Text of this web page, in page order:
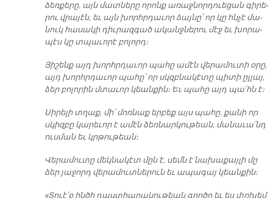
ձեռ­քե­րը, այն մատ­նե­րը ո­րոնք ա­ռաջ­նոր­դուե­ցան գի­րե­
րու վրա­յէն, եւ այն խորհր­դա­ւոր ձայ­նը՝ որ կը հնչէ մա­
նուկ հա­սա­կի դիւ­րազ­գած ա­կանջ­նե­րու մէջ եւ խո­րա­
պէս կը տպա­ւո­րէ բո­լորդ։
Յի­շենք այդ խորհր­դա­ւոր պա­հը ա­մէն վե­րա­մու­տի օ­րը,
այդ խորհր­դա­ւոր պա­հը՝ որ սկզբնա­կէ­տը պի­տի ըլ­լայ,
ձեր բո­լո­րին մտա­ւոր կեան­քին։ Եւ պա­հը այդ պա՛հն է։
Սի­րե­լի տղաք, մի՛ մոռ­նաք եր­բեք այս պա­հը, քա­նի որ
սկիզ­բը կա­րե­ւոր է ա­մէն ձեռ­նար­կու­թեան, մա­նա­ւա՛նդ
ուս­ման եւ կրթու­թեան։
Վե­րա­մու­տը մեկ­նա­կէտ մըն է, սեմն է նա­խա­քայ­լի մը
ձեր յա­ջորդ վե­րա­մուտ­նե­րուն եւ ա­պա­գայ կեան­քին։
«Տուէ՛ք ին­ծի դաս­տիա­րա­կու­թեան գոր­ծը եւ ես փո­խեմ